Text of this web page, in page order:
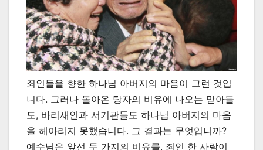
죄인들을 향한 하나님 아버지의 마음이 그런 것입
니다. 그러나 돌아온 탕자의 비유에 나오는 맏아들
도, 바리새인과 서기관들도 하나님 아버지의 마음
을 헤아리지 못했습니다. 그 결과는 무엇입니까?
예수님은 앞선 두 가지의 비유를, 죄인 한 사람이